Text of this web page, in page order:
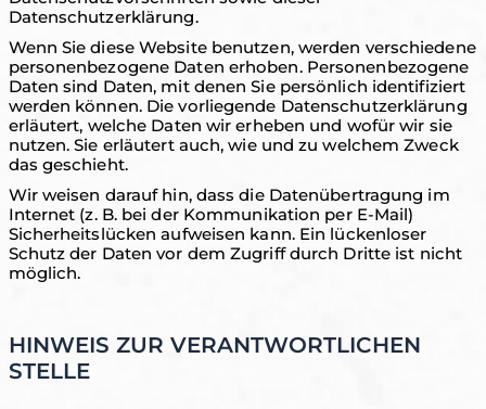
Datenschutzerklärung.
Wenn Sie diese Website benutzen, werden verschiedene
personenbezogene Daten erhoben. Personenbezogene
Daten sind Daten, mit denen Sie persönlich identifiziert
werden können. Die vorliegende Datenschutzerklärung
erläutert, welche Daten wir erheben und wofür wir sie
nutzen. Sie erläutert auch, wie und zu welchem Zweck
das geschieht.
Wir weisen darauf hin, dass die Datenübertragung im
Internet (z. B. bei der Kommunikation per E-Mail)
Sicherheitslücken aufweisen kann. Ein lückenloser
Schutz der Daten vor dem Zugriff durch Dritte ist nicht
möglich.
HINWEIS ZUR VERANTWORTLICHEN
STELLE